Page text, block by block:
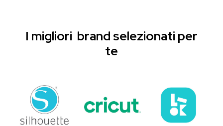
I migliori brand selezionati per
te